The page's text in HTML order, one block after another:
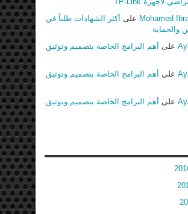
Mohamed على أكثر الشهادات طلباً في
والحماية
على أهم البرامج الخاصة بتصميم وتوثيق
على أهم البرامج الخاصة بتصميم وتوثيق
على أهم البرامج الخاصة بتصميم وتوثيق